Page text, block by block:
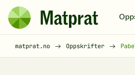
Hopp til hovedinnhold
Matprat
hjemmeside
matprat.no Oppskrifter